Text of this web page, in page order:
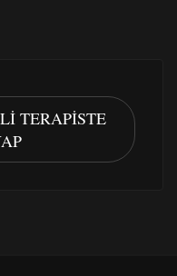
TERAPISTE